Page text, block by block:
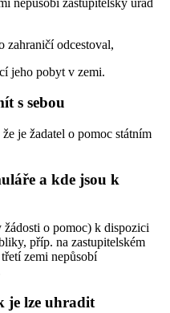
zahraničí odcestoval,
jeho pobyt v zemi.
s sebou
je žadatel o pomoc státním
a kde jsou k
o pomoc) k dispozici
příp. na zastupitelském
zemi nepůsobí
je lze uhradit